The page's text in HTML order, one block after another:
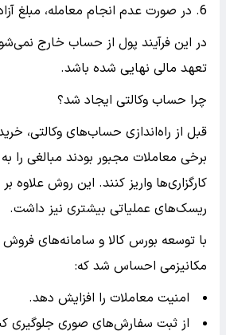
در صورت عدم انجام معامله، مبلغ
در این فرآیند پول از حساب خارج
تعهد مالی نهایی شده باشد.
چرا حساب وکالتی ایجاد شد؟
قبل از راه‌اندازی حساب‌های وکالتی،
برخی معاملات مجبور بودند مبالغی را
کارگزاری‌ها واریز کنند. این روش علاوه
ریسک‌های عملیاتی بیشتری نیز داشت.
با توسعه بورس کالا و سامانه‌های فروش
مکانیزمی احساس شد که:
امنیت معاملات را افزایش دهد.
از ثبت سفارش‌های صوری جلوگیری